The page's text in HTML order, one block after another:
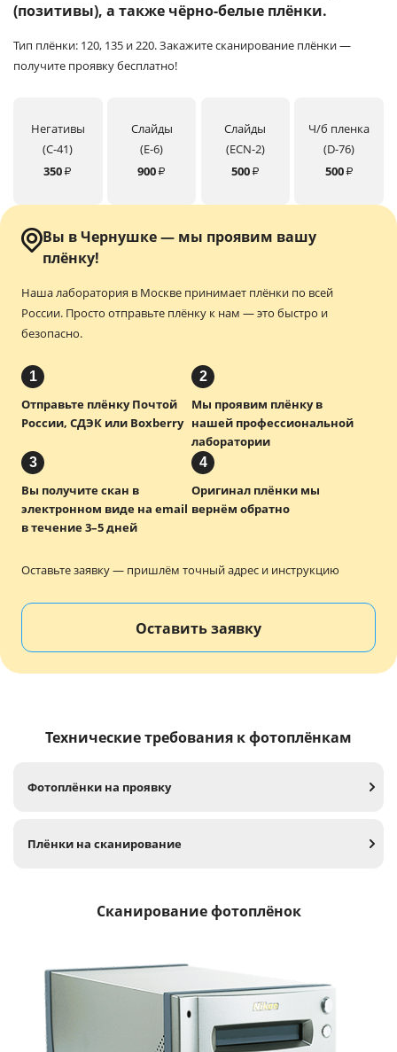
(позитивы), а также чёрно-белые плёнки.
Тип плёнки: 120, 135 и 220.Закажите сканирование плёнки —
получите проявку бесплатно!
Негативы
(C-41)
350₽
Слайды
(E-6)
900₽
Слайды
(ECN-2)
500₽
Ч/б пленка
(D-76)
500₽
Вы в Чернушке — мы проявим вашу
плёнку!
Наша лаборатория в Москве принимает плёнки по всей
России. Просто отправьте плёнку к нам — это быстро и
безопасно.
1
Отправьте плёнку Почтой
России, СДЭК или Boxberry
2
Мы проявим плёнку в
нашей профессиональной
лаборатории
3
Вы получите скан в
электронном виде на email
в течение 3–5 дней
4
Оригинал плёнки мы
вернём обратно
Оставьте заявку — пришлём точный адрес и инструкцию
Оставить заявку
Технические требования к фотоплёнкам
Фотоплёнки на проявку
Плёнки на сканирование
Сканирование фотоплёнок